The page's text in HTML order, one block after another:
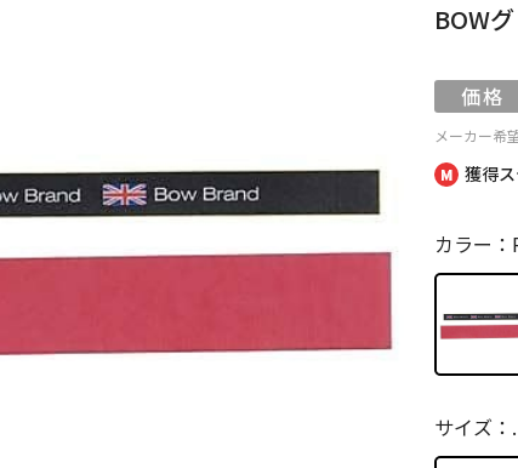
獲得
BOW
メーカー希
カラー：
サイズ：.